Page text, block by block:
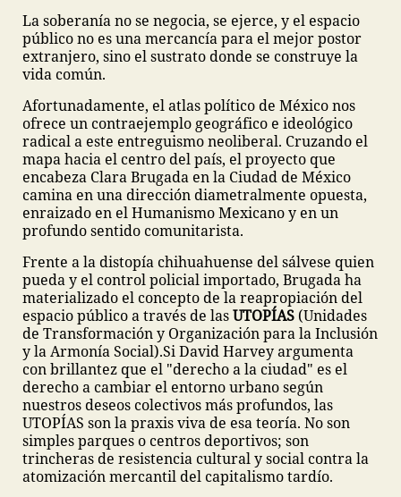
La soberanía no se negocia, se ejerce, y el espacio
público no es una mercancía para el mejor postor
extranjero, sino el sustrato donde se construye la
vida común.
Afortunadamente, el atlas político de México nos
ofrece un contraejemplo geográfico e ideológico
radical a este entreguismo neoliberal. Cruzando el
mapa hacia el centro del país, el proyecto que
encabeza Clara Brugada en la Ciudad de México
camina en una dirección diametralmente opuesta,
enraizado en el Humanismo Mexicano y en un
profundo sentido comunitarista.
Frente a la distopía chihuahuense del sálvese quien
pueda y el control policial importado, Brugada ha
materializado el concepto de la reapropiación del
espacio público a través de lasUTOPÍAS (Unidades
de Transformación y Organización para la Inclusión
y la Armonía Social).Si David Harvey argumenta
con brillantez que el "derecho a la ciudad" es el
derecho a cambiar el entorno urbano según
nuestros deseos colectivos más profundos, las
UTOPÍAS son la praxis viva de esa teoría. No son
simples parques o centros deportivos; son
trincheras de resistencia cultural y social contra la
atomización mercantil del capitalismo tardío.